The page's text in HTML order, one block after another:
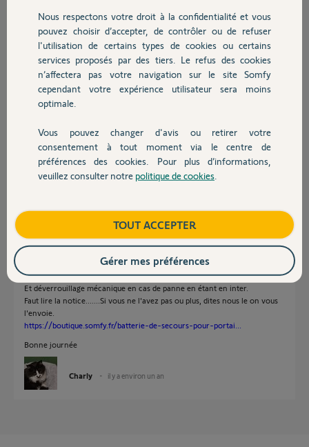
Chauffage
Autres produits
Devis avec un pro
Contact
Participer au fil de discussion
Réponses
Tout cela est décrit dans la notice de l'appareil à laquelle vous pouvez
vous référer.
-- Batterie de secours.
-- Déverrouillage à clé.
Richy C. il y a environ un an
Accus de secours en cas de panne 230v et étant en exter.
Et déverrouillage mécanique en cas de panne en étant en inter.
Faut lire la notice.......Si vous ne l'avez pas ou plus, dites nous le on vous
l'envoie.
https://boutique.somfy.fr/batterie-de-secours-pour-portai...
Bonne journée
Charly il y a environ un an
Nous respectons votre droit à la confidentialité et vous
pouvez choisir d’accepter, de contrôler ou de refuser
l'utilisation de certains types de cookies ou certains
services proposés par des tiers. Le refus des cookies
n’affectera pas votre navigation sur le site Somfy
cependant votre expérience utilisateur sera moins
optimale.
Vous pouvez changer d'avis ou retirer votre
consentement à tout moment via le centre de
préférences des cookies. Pour plus d’informations,
veuillez consulter notre politique de cookies
TOUT ACCEPTER
Gérer mes préférences